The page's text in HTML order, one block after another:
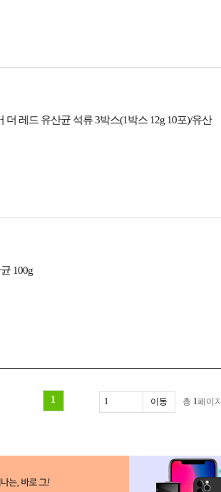
더 레드 유산균 석류 3박스(1박스 12g 10포)/유산
100g
1 총 1페이지